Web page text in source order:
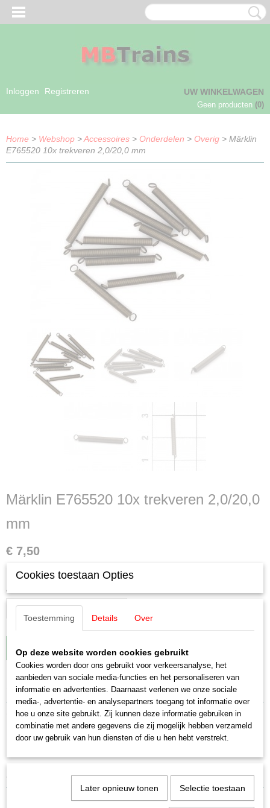
Inloggen Registreren UW WINKELWAGEN
Geen producten (0)
Home > Webshop >Accessoires > Onderdelen > Overig > Märklin
E765520 10x trekveren 2,0/20,0 mm
Märklin E765520 10x trekveren 2,0/20,0
mm
€ 7,50
Op voorraad
Aantal
IN WINKELWAGEN
Specificaties
EAN code
4031111121182
Productcode leverancier
Schaal
Omschrijving
Märklin E765520 10x trekveren
2,0/20,0 mm
Cookies toestaan Opties
Toestemming Details Over
Op deze website worden cookies gebruikt
Cookies worden door ons gebruikt voor verkeersanalyse, het
aanbieden van sociale media-functies en het personaliseren van
informatie en advertenties. Daarnaast verlenen we onze sociale
media-, advertentie- en analysepartners toegang tot informatie over
hoe u onze site gebruikt. Zij kunnen deze informatie gebruiken in
combinatie met andere gegevens die zij mogelijk hebben verzameld
door uw gebruik van hun diensten of die u hen hebt verstrekt.
Later opnieuw tonen Selectie toestaan